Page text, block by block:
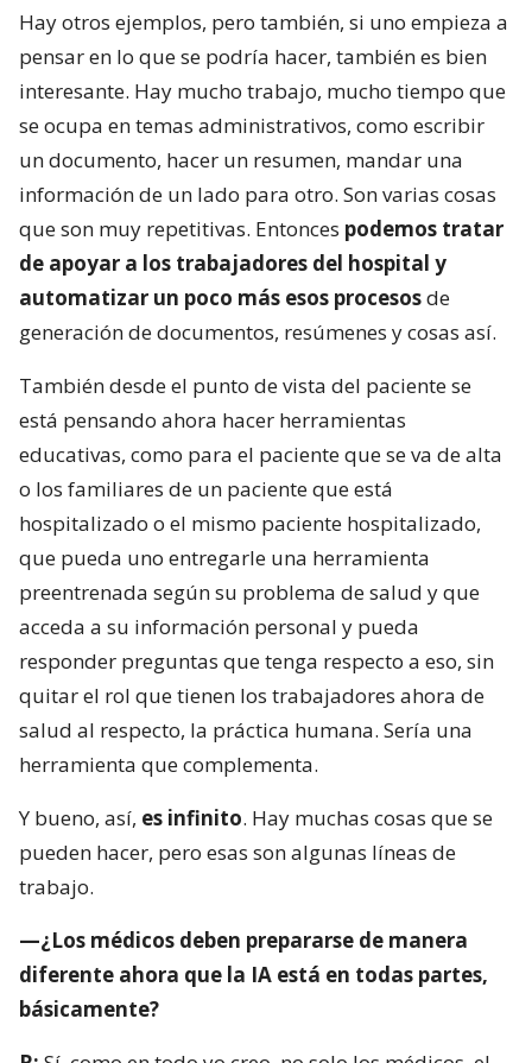
Hay otros ejemplos, pero también, si uno empieza a
pensar en lo que se podría hacer, también es bien
interesante. Hay mucho trabajo, mucho tiempo que
se ocupa en temas administrativos, como escribir
un documento, hacer un resumen, mandar una
información de un lado para otro. Son varias cosas
que son muy repetitivas. Entonces podemos tratar
de apoyar a los trabajadores del hospital y
automatizar un poco más esos procesosde
generación de documentos, resúmenes y cosas así.
También desde el punto de vista del paciente se
está pensando ahora hacer herramientas
educativas, como para el paciente que se va de alta
o los familiares de un paciente que está
hospitalizado o el mismo paciente hospitalizado,
que pueda uno entregarle una herramienta
preentrenada según su problema de salud y que
acceda a su información personal y pueda
responder preguntas que tenga respecto a eso, sin
quitar el rol que tienen los trabajadores ahora de
salud al respecto, la práctica humana. Sería una
herramienta que complementa.
Y bueno, así, es infinito. Hay muchas cosas que se
pueden hacer, pero esas son algunas líneas de
trabajo.
—¿Los médicos deben prepararse de manera
diferente ahora que la IA está en todas partes,
básicamente?